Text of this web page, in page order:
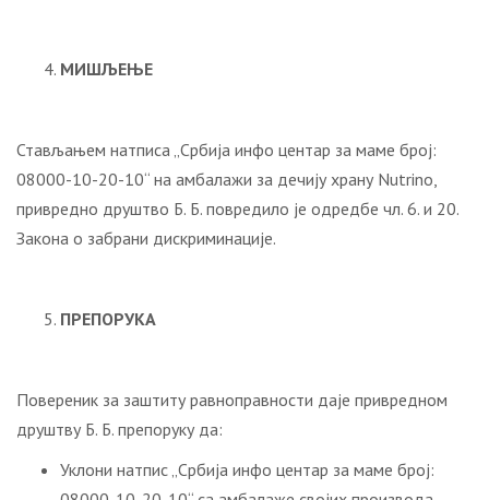
МИШЉЕЊЕ
Стављањем натписа „Србија инфо центар за маме број:
08000-10-20-10“ на амбалажи за дечију храну Nutrino,
привредно друштво Б. Б. повредило је одредбе чл. 6. и 20.
Закона о забрани дискриминације.
ПРЕПОРУКА
Повереник за заштиту равноправности даје привредном
друштву Б. Б. препоруку да:
Уклони натпис „Србија инфо центар за маме број: